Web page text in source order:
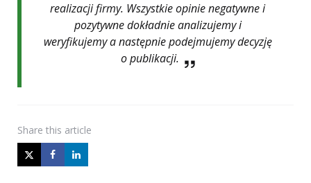
realizacji firmy. Wszystkie opinie negatywne i
pozytywne dokładnie analizujemy i
weryfikujemy a następnie podejmujemy decyzję
o publikacji.
Share this article